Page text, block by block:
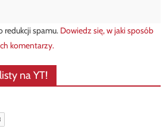
redukcji spamu. Dowiedz się, w jaki sposób
komentarzy.
na YT!